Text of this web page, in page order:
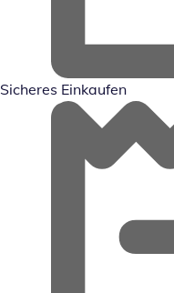
Sicheres Einkaufen